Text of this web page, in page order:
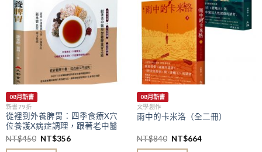
08月新書
新書79折
從裡到外養脾胃：四季食療X穴
位養護X病症調理，跟著老中醫
學習健脾養胃之道（二版）
NT$450 NT$356
08月新書
文學創作
雨中的卡米洛（全二冊）
NT$840 NT$664